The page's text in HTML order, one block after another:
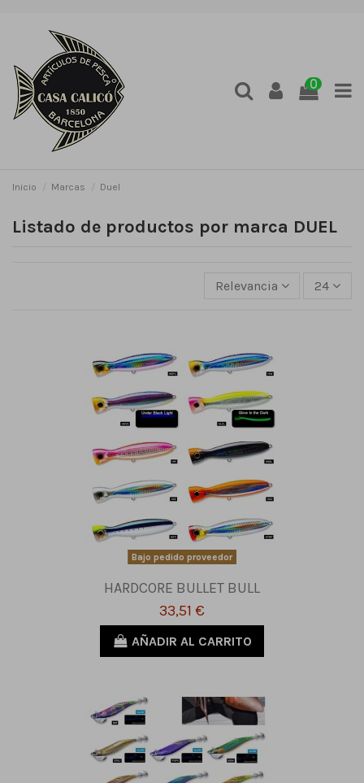
0
Inicio Marcas Duel
Listado de productos por marca DUEL
Relevancia 24
Bajo pedido proveedor
HARDCORE BULLET BULL
33,51 €
AÑADIR AL CARRITO